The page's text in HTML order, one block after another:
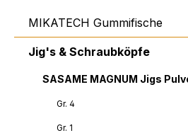
MIKATECH Gummifische
Jig's & Schraubköpfe
SASAME MAGNUM Jigs
Gr. 4
Gr. 1